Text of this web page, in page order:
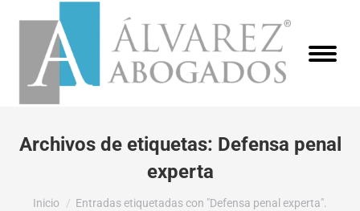
Archivos de etiquetas: Defensa penal
experta
Estás aquí:
Inicio Entradas etiquetadas con "Defensa penal experta".